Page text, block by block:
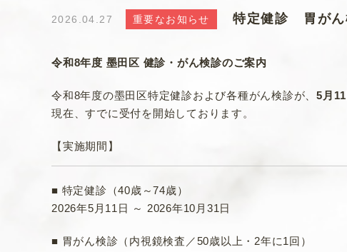
2026.04.27 重要なお知らせ 特定健診 胃がん
令和8年度 墨田区 健診・がん検診のご案内
令和8年度の墨田区特定健診および各種がん検診が、 5月
現在、すでに受付を開始しております。
【実施期間】
■ 特定健診（40歳～74歳）
2026年5月11日 ～ 2026年10月31日
■ 胃がん検診（内視鏡検査／50歳以上・2年に1回）